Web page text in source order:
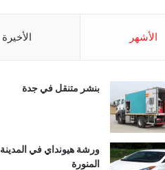
الأشهر الأخيرة
بنشر متنقل في جدة
ورشة هيونداي في المدينة
المنورة